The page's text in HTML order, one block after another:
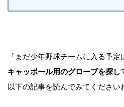
「まだ少年野球チームに入る予定
キャッボール用のグローブを探し
以下の記事を読んでみてください